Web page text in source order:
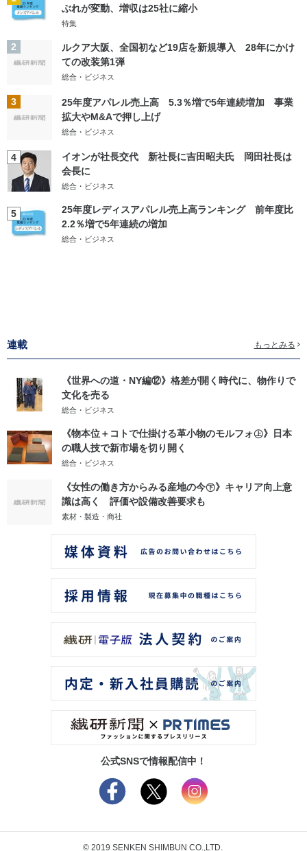
ぶれが変動、増収は25社に縮小
特集
2
ルクア大阪、全国初など19店を新規導入 28年にかけ
ての改装第1弾
総合・ビジネス
3
25年度アパレル売上高 5.3％増で5年連続増加 事業
拡大やM&Aで押し上げ
総合・ビジネス
4
イオンが社長交代 新社長に吉田昭夫氏 岡田社長は
会長に
総合・ビジネス
5
25年度レディスアパレル売上高ランキング 前年度比
2.2％増で5年連続の増加
総合・ビジネス
連載 もっとみる
《世界への道・NY編⑫》格差が開く時代に、物作りで
文化を売る
総合・ビジネス
《物本位＋コトで仕掛ける革小物のモルフォ㊤》日本
の職人技で新市場を切り開く
総合・ビジネス
《女性の働き方からみる産地の今㊦》キャリア向上意
識は高く 評価や設備改善要求も
素材・製造・商社
公式SNSで情報配信中！
© 2019 SENKEN SHIMBUN CO.,LTD.